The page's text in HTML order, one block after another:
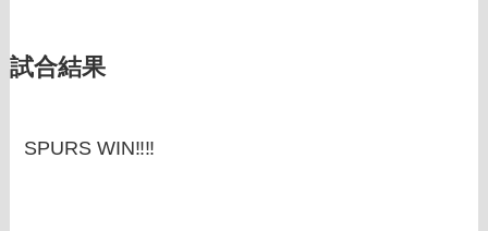
試合結果
SPURS WIN‼‼